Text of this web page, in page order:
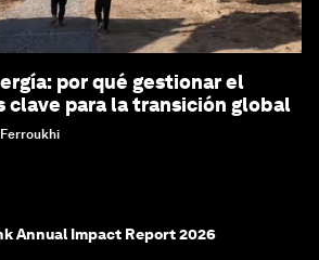
por qué gestionar el
clave para la transición global
Annual Impact Report 2026